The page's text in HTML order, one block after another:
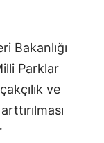
Bakanlığı
Parklar
ve